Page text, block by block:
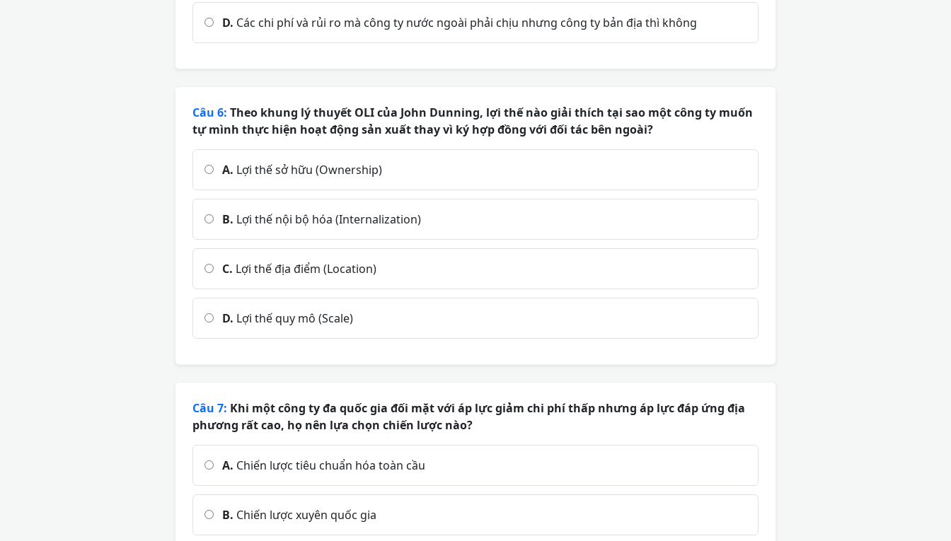
D. Các chi phí và rủi ro mà công ty nước ngoài phải chịu nhưng công ty bản địa thì không
Câu 6: Theo khung lý thuyết OLI của John Dunning, lợi thế nào giải thích tại sao một công ty muốn
tự mình thực hiện hoạt động sản xuất thay vì ký hợp đồng với đối tác bên ngoài?
A. Lợi thế sở hữu (Ownership)
B. Lợi thế nội bộ hóa (Internalization)
C. Lợi thế địa điểm (Location)
D. Lợi thế quy mô (Scale)
Câu 7: Khi một công ty đa quốc gia đối mặt với áp lực giảm chi phí thấp nhưng áp lực đáp ứng địa
phương rất cao, họ nên lựa chọn chiến lược nào?
A. Chiến lược tiêu chuẩn hóa toàn cầu
B. Chiến lược xuyên quốc gia